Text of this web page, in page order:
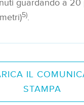
guardando a 20
5).
IL
STAMPA